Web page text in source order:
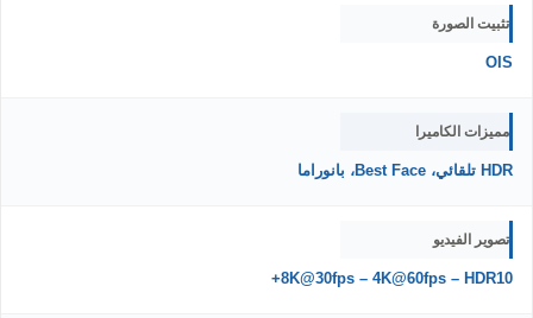
تثبيت الصورة
OIS
مميزات الكاميرا
HDR تلقائي، Best Face، بانوراما
تصوير الفيديو
8K@30fps – 4K@60fps – HDR10+